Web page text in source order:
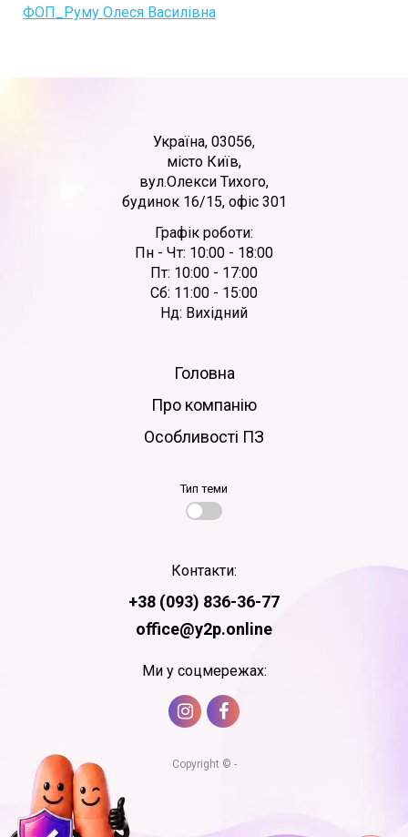
ФОП_Руму Олеся Василівна
Україна, 03056,
місто Київ,
вул.Олекси Тихого,
будинок 16/15, офіс 301
Графік роботи:
Пн - Чт: 10:00 - 18:00
Пт: 10:00 - 17:00
Сб: 11:00 - 15:00
Нд: Вихідний
Головна
Про компанію
Особливості ПЗ
Тип теми
Контакти:
+38 (093) 836-36-77
office@y2p.online
Ми у соцмережах:
Copyright © -